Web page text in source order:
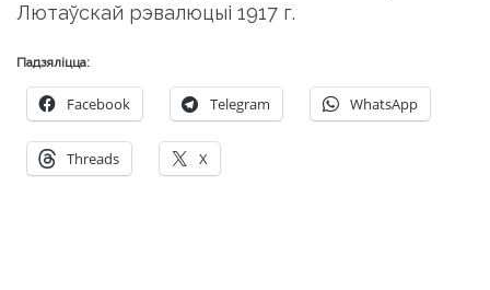
Лютаўскай рэвалюцыі 1917 г.
Падзяліцца:
Facebook Telegram WhatsApp
Threads X